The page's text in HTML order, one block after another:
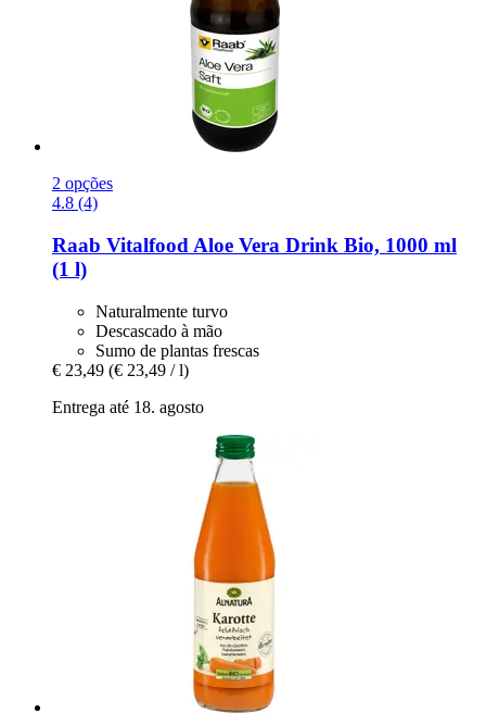
2 opções
4.8 (4)
Raab Vitalfood Aloe Vera Drink Bio, 1000 ml
(1 l)
Naturalmente turvo
Descascado à mão
Sumo de plantas frescas
€ 23,49 (€ 23,49 / l)
Entrega até 18. agosto